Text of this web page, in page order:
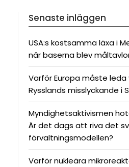
Senaste inläggen
USA:s kostsamma läxa i
när baserna blev
Varför Europa måste
Rysslands misslyckande i
Myndighetsaktivismen
Är det dags att riva det
förvaltningsmodellen?
Varför nukleära